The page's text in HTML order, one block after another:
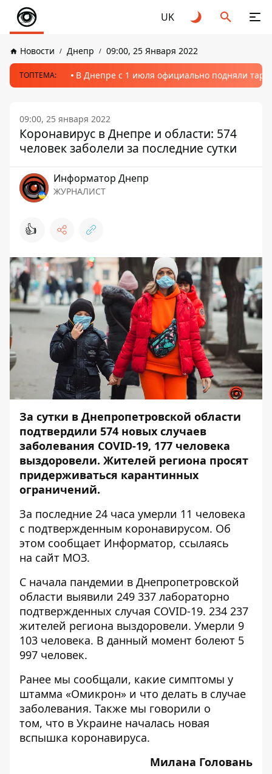
UK
Новости Днепр 09:00, 25 Января 2022
ТОПТЕМА: В Днепре с 1 июля официально подняли
09:00, 25 января 2022
Коронавирус в Днепре и области: 574
человек заболели за последние сутки
Информатор Днепр
ЖУРНАЛИСТ
👍
За сутки в Днепропетровской области
подтвердили 574 новых случаев
заболевания COVID-19, 177 человека
выздоровели. Жителей региона просят
придерживаться карантинных
ограничений.
За последние 24 часа умерли 11 человека
с подтвержденным коронавирусом. Об
этом сообщает Информатор, ссылаясь
на сайт МОЗ.
С начала пандемии в Днепропетровской
области выявили 249 337 лабораторно
подтвержденных случая COVID-19. 234 237
жителей региона выздоровели. Умерли 9
103 человека. В данный момент болеют 5
997 человек.
Ранее мы сообщали, какие симптомы у
штамма «Омикрон» и что делать в случае
заболевания. Также мы говорили о
том, что в Украине началась новая
вспышка коронавируса.
Милана Головань